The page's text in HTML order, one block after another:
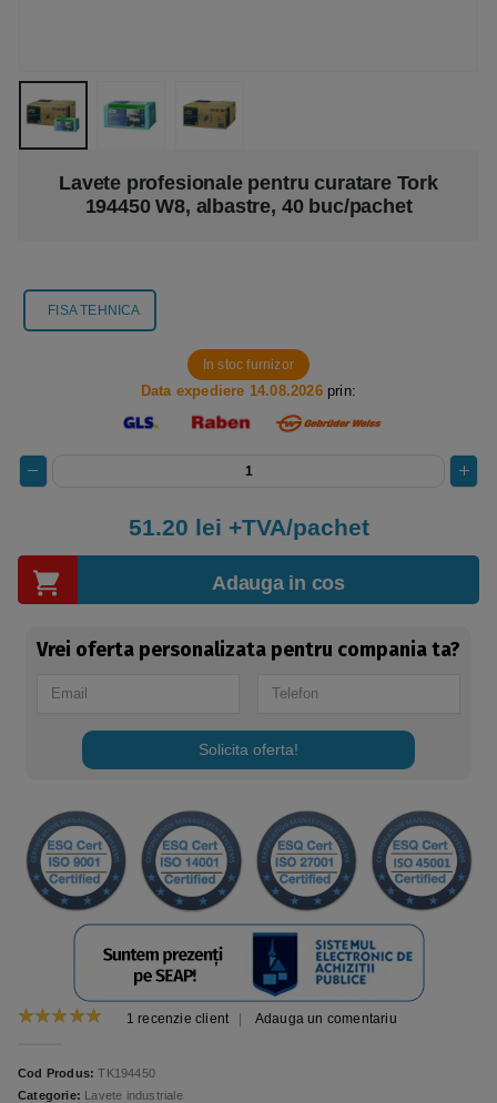
Lavete profesionale pentru curatare Tork
194450 W8, albastre, 40 buc/pachet
FISA TEHNICA
1 recenzie client | Adauga un comentariu
Cod Produs:TK194450
Categorie: Lavete industriale
In stoc furnizor
Data expediere 14.08.2026prin:
51.20 lei +TVA/pachet
Adauga in cos
Vrei oferta personalizata pentru compania ta?
Solicita oferta!